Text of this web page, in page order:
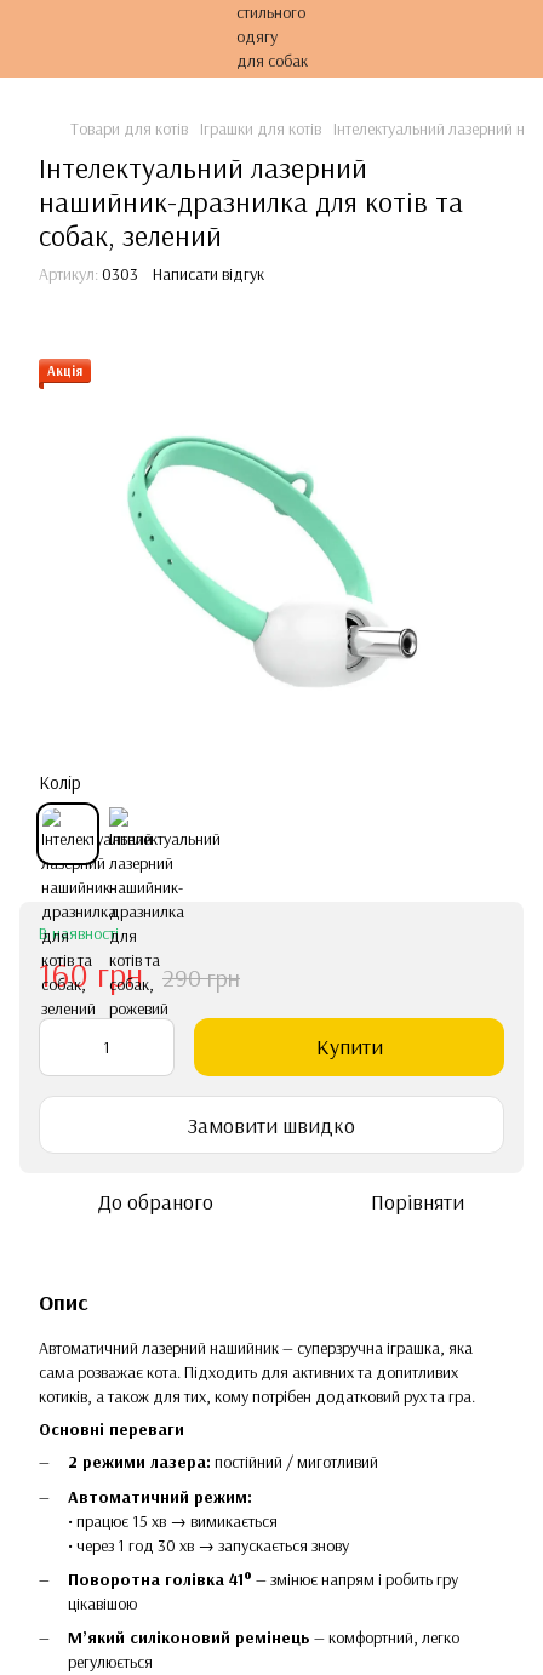
Товари для котів Іграшки для котів Інтелектуальний лазерний
Інтелектуальний лазерний
нашийник-дразнилка для котів та
собак, зелений
Артикул: 0303 Написати відгук
Акція
Колір
В наявності
160 грн 290 грн
Купити
Замовити швидко
До обраного Порівняти
Опис
Автоматичний лазерний нашийник — суперзручна іграшка, яка
сама розважає кота. Підходить для активних та допитливих
котиків, а також для тих, кому потрібен додатковий рух та гра.
Основні переваги
2 режими лазера: постійний / миготливий
Автоматичний режим:
• працює 15 хв → вимикається
• через 1 год 30 хв → запускається знову
Поворотна голівка 41° — змінює напрям і робить гру
цікавішою
М’який силіконовий ремінець — комфортний, легко
регулюється